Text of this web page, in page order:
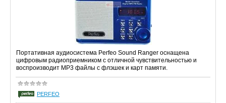
Портативная аудиосистема Perfeo Sound Ranger оснащена
цифровым радиоприемником c отличной чувствительностью и
воспроизводит MP3 файлы с флэшек и карт памяти.
PERFEO